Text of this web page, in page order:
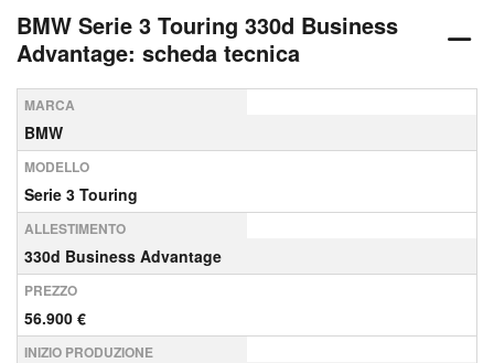
BMW Serie 3 Touring 330d Business
Advantage: scheda tecnica
MARCA
BMW
MODELLO
Serie 3 Touring
ALLESTIMENTO
330d Business Advantage
PREZZO
56.900 €
INIZIO PRODUZIONE